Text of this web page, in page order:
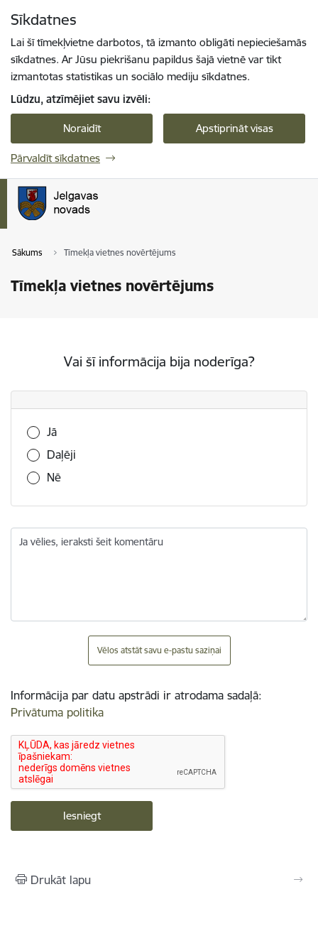
Sīkdatnes
Lai šī tīmekļvietne darbotos, tā izmanto obligāti nepieciešamās
sīkdatnes. Ar Jūsu piekrišanu papildus šajā vietnē var tikt
izmantotas statistikas un sociālo mediju sīkdatnes.
Lūdzu, atzīmējiet savu izvēli:
Noraidīt Apstiprināt visas
Pārvaldīt sīkdatnes
Sākums Tīmekļa vietnes novērtējums
Tīmekļa vietnes novērtējums
Vai šī informācija bija noderīga?
Vai šī informācija bija noderīga?
Jā
Daļēji
Nē
Ja vēlies, ieraksti šeit komentāru
Vēlos atstāt savu e-pastu saziņai
Informācija par datu apstrādi ir atrodama sadaļā:
Privātuma politika
Drukāt lapu